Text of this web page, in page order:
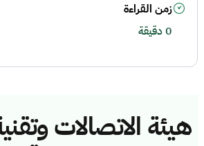
هيئة الاتصالات
زمن القراءة
0 دقيقة